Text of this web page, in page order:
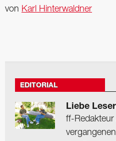
von Karl Hinterwaldner
EDITORIAL
Liebe
ff-Redakteur